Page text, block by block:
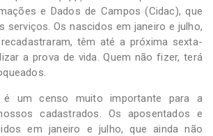
e Dados de Campos (Cidac), que
serviços. Os nascidos em janeiro e julho,
têm até a próxima sexta-
a prova de vida. Quem não fizer, terá
um censo muito importante para a
cadastrados. Os aposentados e
em janeiro e julho, que ainda não